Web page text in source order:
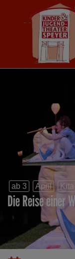
ab 3 April
Die Reise einer